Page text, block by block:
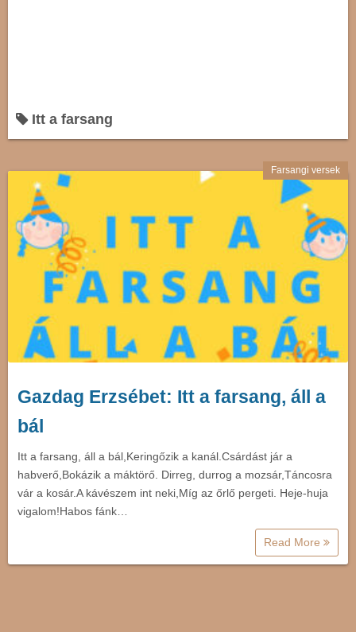
Itt a farsang
Farsangi versek
Gazdag Erzsébet: Itt a farsang, áll a
bál
Itt a farsang, áll a bál,Keringőzik a kanál.Csárdást jár a
habverő,Bokázik a máktörő. Dirreg, durrog a mozsár,Táncosra
vár a kosár.A kávészem int neki,Míg az őrlő pergeti. Heje-huja
vigalom!Habos fánk…
Read More